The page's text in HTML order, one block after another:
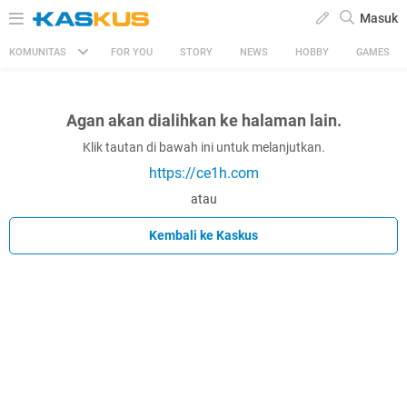
Masuk
KOMUNITAS FOR YOU STORY NEWS HOBBY GAMES
Agan akan dialihkan ke halaman lain.
Klik tautan di bawah ini untuk melanjutkan.
https://ce1h.com
atau
Kembali ke Kaskus